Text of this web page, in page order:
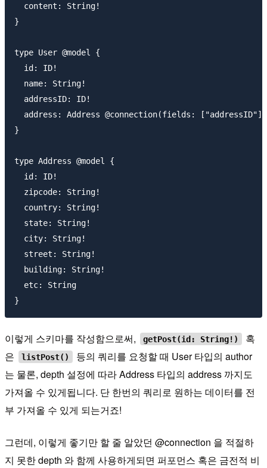
  content: String!
}
type User @model {
  id: ID!
  name: String!
  addressID: ID!
  address: Address @connection(fields: ["addressID"])
}
type Address @model {
  id: ID!
  zipcode: String!
  country: String!
  state: String!
  city: String!
  street: String!
  building: String!
  etc: String
이렇게 스키마를 작성함으로써, getPost(id: String!)
혹
은
listPost()
등의 쿼리를 요청할 때 User 타입의 author
는 물론, depth 설정에 따라 Address 타입의 address 까지도
가져올 수 있게됩니다. 단 한번의 쿼리로 원하는 데이터를 전
부 가져올 수 있게 되는거죠!
그런데, 이렇게 좋기만 할 줄 알았던 @connection 을 적절하
지 못한 depth 와 함께 사용하게되면 퍼포먼스 혹은 금전적 비